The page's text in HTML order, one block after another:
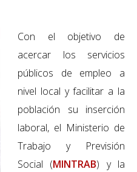
Con el objetivo de
acercar los servicios
públicos de empleo a
nivel local y facilitar a la
población su inserción
laboral, el Ministerio de
Trabajo y Previsión
Social (MINTRAB) y la